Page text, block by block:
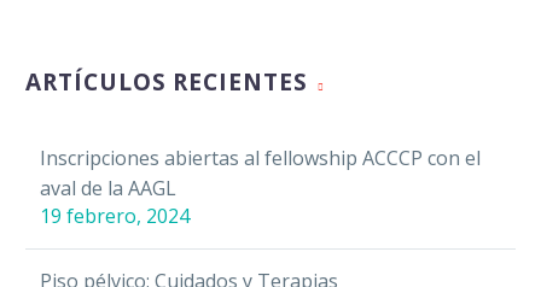
ARTÍCULOS RECIENTES
Inscripciones abiertas al fellowship ACCCP con el
aval de la AAGL
19 febrero, 2024
Piso pélvico: Cuidados y Terapias